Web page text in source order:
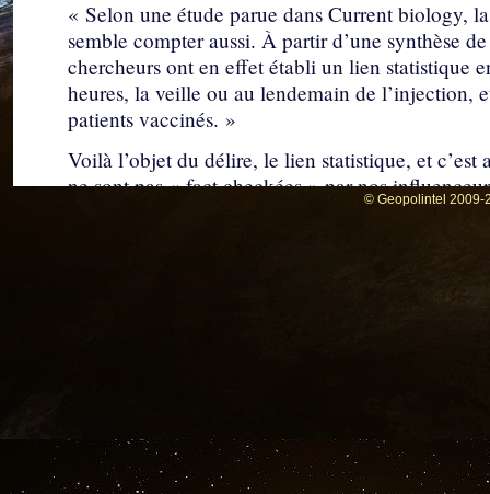
« Selon une étude parue dans Current biology,
semble compter aussi. À partir d’une synthèse
chercheurs ont en effet établi un lien statistique
heures, la veille ou au lendemain de l’injection,
patients vaccinés. »
Voilà l’objet du délire, le lien statistique, et
ne sont pas « fact checkées » par nos
Watch et NewsGuard, organe de propagande
Une forte corrélation pourrait indiquer
avoir bien d’autres explications :
© Geopolintel 2009-